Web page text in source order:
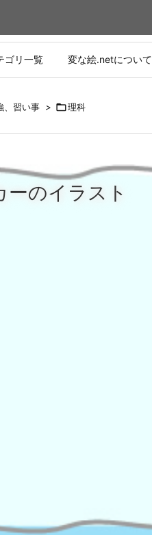
ゴリ一覧 変な絵.netについて
、習い事 > 理科
ーのイラスト